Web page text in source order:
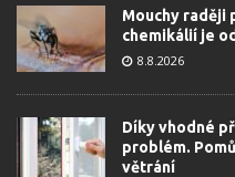
Mouchy raději
chemikálií je
8.8.2026
Díky vhodné
problém.
větrání